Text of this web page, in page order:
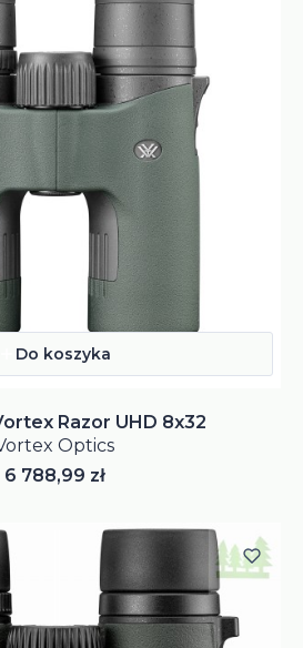
Do koszyka
Razor UHD 8x32
Optics
Cena
6 788,99 zł